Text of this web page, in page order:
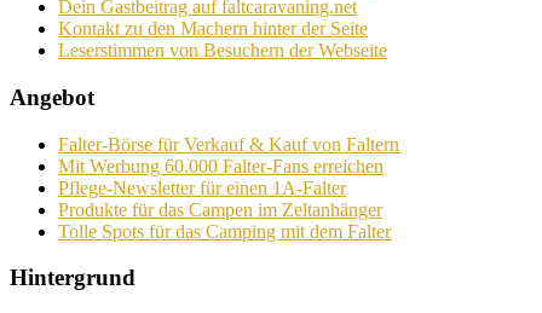
Dein Gastbeitrag auf faltcaravaning.net
Kontakt zu den Machern hinter der Seite
Leserstimmen von Besuchern der Webseite
Angebot
Falter-Börse für Verkauf & Kauf von Faltern
Mit Werbung 60.000 Falter-Fans erreichen
Pflege-Newsletter für einen 1A-Falter
Produkte für das Campen im Zeltanhänger
Tolle Spots für das Camping mit dem Falter
Hintergrund